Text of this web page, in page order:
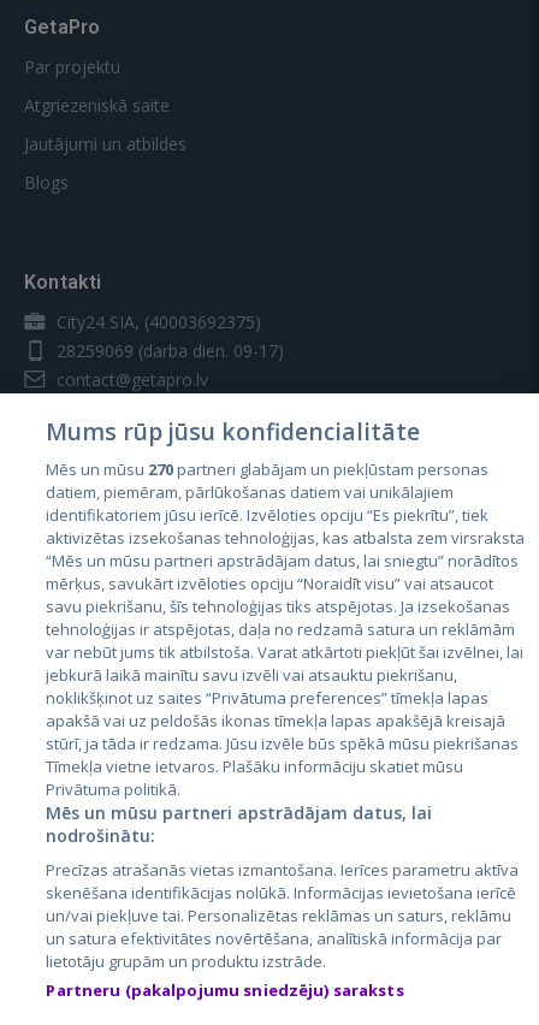
GetaPro
Par projektu
Atgriezeniskā saite
Jautājumi un atbildes
Blogs
Kontakti
City24 SIA, (40003692375)
28259069 (darba dien. 09-17)
contact@getapro.lv
Valstis
Igaunija
Latvija
Lietuva
City24.lv
City24.ee
GetaPro.lv
GetaPro.ee
Skelbiu.lt
Autoplius.lt
CVbankas.lt
Kainos.lt
Paslaugos.lt
auto24.ee
Osta.ee
Mums rūp jūsu konfidencialitāte
Mēs un mūsu 270partneri glabājam un piekļūstam personas
datiem, piemēram, pārlūkošanas datiem vai unikālajiem
identifikatoriem jūsu ierīcē. Izvēloties opciju “Es piekrītu”, tiek
aktivizētas izsekošanas tehnoloģijas, kas atbalsta zem virsraksta
“Mēs un mūsu partneri apstrādājam datus, lai sniegtu” norādītos
mērķus, savukārt izvēloties opciju “Noraidīt visu” vai atsaucot
savu piekrišanu, šīs tehnoloģijas tiks atspējotas. Ja izsekošanas
tehnoloģijas ir atspējotas, daļa no redzamā satura un reklāmām
var nebūt jums tik atbilstoša. Varat atkārtoti piekļūt šai izvēlnei, lai
jebkurā laikā mainītu savu izvēli vai atsauktu piekrišanu,
noklikšķinot uz saites “Privātuma preferences” tīmekļa lapas
apakšā vai uz peldošās ikonas tīmekļa lapas apakšējā kreisajā
stūrī, ja tāda ir redzama. Jūsu izvēle būs spēkā mūsu piekrišanas
Tīmekļa vietne ietvaros. Plašāku informāciju skatiet mūsu
Privātuma politikā.
Mēs un mūsu partneri apstrādājam datus, lai
nodrošinātu:
Precīzas atrašanās vietas izmantošana. Ierīces parametru aktīva
skenēšana identifikācijas nolūkā. Informācijas ievietošana ierīcē
un/vai piekļuve tai. Personalizētas reklāmas un saturs, reklāmu
un satura efektivitātes novērtēšana, analītiskā informācija par
lietotāju grupām un produktu izstrāde.
Partneru (pakalpojumu sniedzēju) saraksts